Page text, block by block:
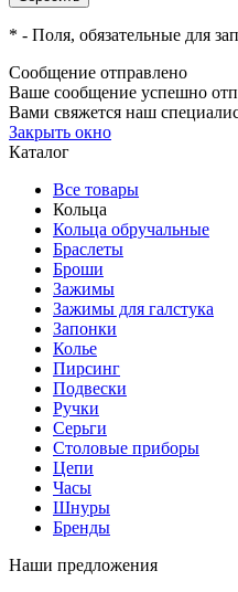
* - Поля, обязательные для
Сообщение отправлено
Ваше сообщение успешно
Вами свяжется наш
Закрыть окно
Каталог
Все товары
Кольца
Кольца обручальные
Браслеты
Броши
Зажимы
Зажимы для галстука
Запонки
Колье
Пирсинг
Подвески
Ручки
Серьги
Столовые приборы
Цепи
Часы
Шнуры
Бренды
Наши предложения